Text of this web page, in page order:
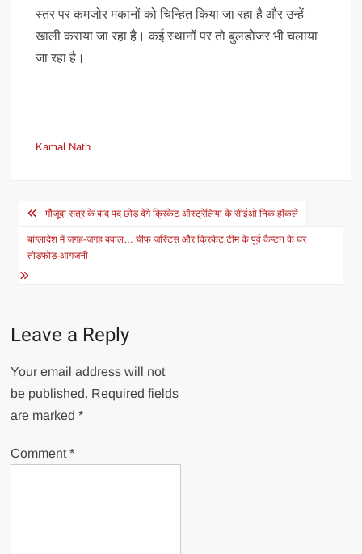
स्तर पर कमजोर मकानों को चिन्हित किया जा रहा है और उन्हें
खाली कराया जा रहा है। कई स्थानों पर तो बुलडोजर भी चलाया
जा रहा है।
Kamal Nath
Post
navigation
मौजूदा सत्र के बाद पद छोड़ देंगे क्रिकेट ऑस्ट्रेलिया के सीईओ निक हॉकले
बांग्लादेश में जगह-जगह बवाल… चीफ जस्टिस और क्रिकेट टीम के पूर्व कैप्टन के घर
तोड़फोड़-आगजनी
Leave a Reply
Your email address will not
be published. Required fields
are marked*
Comment*